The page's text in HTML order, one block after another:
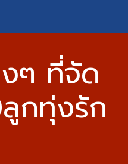
ๆ ที่จัด
กทุ่งรัก